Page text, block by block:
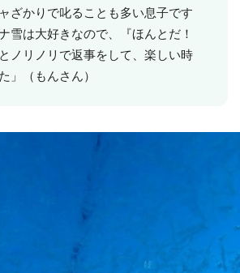
ざかりで叱ることも多い息子です
雪は大好きなので、『ほんとだ！
ノリノリで返事をして、楽しい時
」（もんさん）